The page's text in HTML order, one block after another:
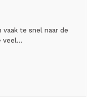
vaak te snel naar de
veel…